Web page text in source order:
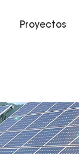
Proyectos